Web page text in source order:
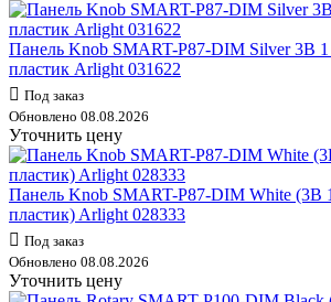
Панель Knob SMART-P87-DIM Silver 3В 1
пластик Arlight 031622
Под заказ
Обновлено 08.08.2026
Уточнить цену
Панель Knob SMART-P87-DIM White (3В
пластик) Arlight 028333
Под заказ
Обновлено 08.08.2026
Уточнить цену